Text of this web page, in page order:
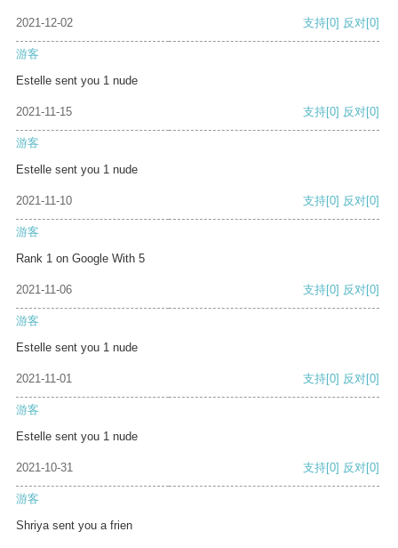
2021-12-02 支持[0] 反对[0]
游客
Estelle sent you 1 nude
2021-11-15 支持[0] 反对[0]
游客
Estelle sent you 1 nude
2021-11-10 支持[0] 反对[0]
游客
Rank 1 on Google With 5
2021-11-06 支持[0] 反对[0]
游客
Estelle sent you 1 nude
2021-11-01 支持[0] 反对[0]
游客
Estelle sent you 1 nude
2021-10-31 支持[0] 反对[0]
游客
Shriya sent you a frien